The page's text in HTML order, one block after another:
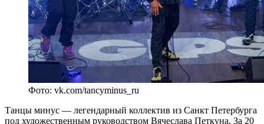
Фото: vk.com/tancyminus_ru
Танцы минус — легендарный коллектив из Санкт Петербурга
под художественным руководством Вячеслава Петкуна. За 20